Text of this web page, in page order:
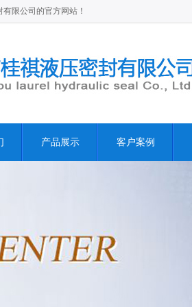
限公司的官方网站！
产品展示 客户案例